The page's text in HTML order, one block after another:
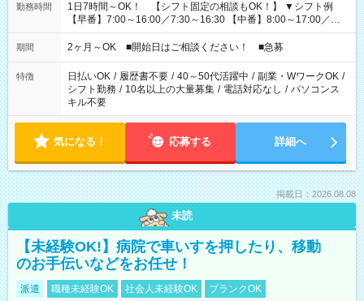
勤務時間
1日7時間～OK！ 【シフト固定の相談もOK！】 ▼シフト例
【早番】7:00～16:00／7:30～16:30 【中番】8:00～17:00／
9:00～18:00 【遅番】11:00～20:00／13:00～22:00 「〇時まで
には帰りたい」 「〇時からしか出勤できない」 などの相談
期間 2ヶ月～OK ■開始日はご相談ください！ ■急募
特徴 日払いOK / 履歴書不要 / 40～50代活躍中 / 副業・WワークOK /
シフト勤務 / 10名以上の大量募集 / 電話対応なし / パソコンス
キル不要
気になる！ 応募する 詳細へ
掲載日：2026.08.08
未読
【未経験OK!】病院で車いすを押したり、移動
のお手伝いなどをお任せ！
派遣 職種未経験OK 社会人未経験OK ブランクOK